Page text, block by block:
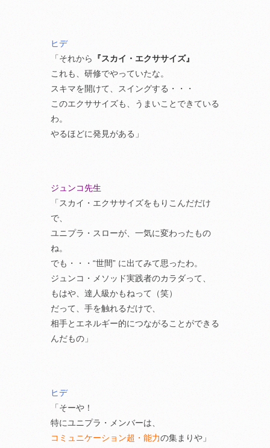
ヒデ
「それから
『スカイ・エクササイズ』
これも、研修でやっていたな。
スキマを開けて、スイングする・・・
このエクササイズも、うまいことできている
わ。
やるほどに発見がある」
ジュンコ先生
「スカイ・エクササイズをもりこんだだけ
で、
ユニプラ・スローが、一気に変わったもの
ね。
でも・・・“世間” に出てみて思ったわ。
ジュンコ・メソッド実践者のカラダって、
もはや、達人級かもねって（笑）
だって、手を触れるだけで、
相手とエネルギー的につながることができる
んだもの」
ヒデ
「そーや！
特にユニプラ・メンバーは、
コミュニケーション超・能力の集まりや」